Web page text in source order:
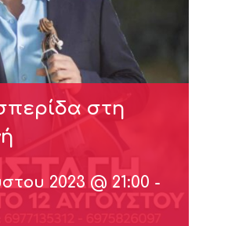
στη
2023 @ 21:00 -